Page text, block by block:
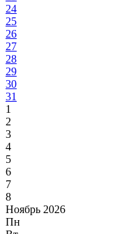
24
25
26
27
28
29
30
31
1
2
3
4
5
6
7
8
Ноябрь 2026
Пн